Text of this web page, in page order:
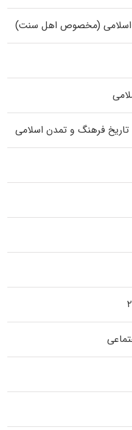
اسلامی (مخصوص اهل سنت)
تاریخ فرهنگ و تمدن اسلامی